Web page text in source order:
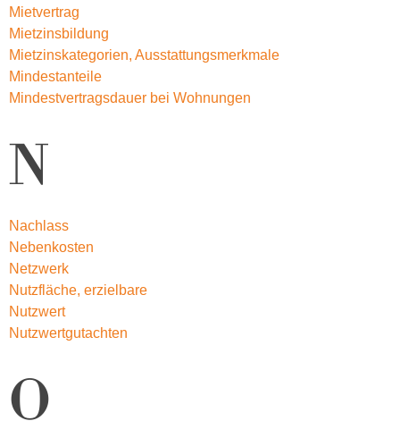
Mietvertrag
Mietzinsbildung
Mietzinskategorien, Ausstattungsmerkmale
Mindestanteile
Mindestvertragsdauer bei Wohnungen
N
Nachlass
Nebenkosten
Netzwerk
Nutzfläche, erzielbare
Nutzwert
Nutzwertgutachten
O